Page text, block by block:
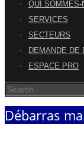
QUI SOMMES-
SERVICES
SECTEURS
DEMANDE DE
ESPACE PRO
Débarras